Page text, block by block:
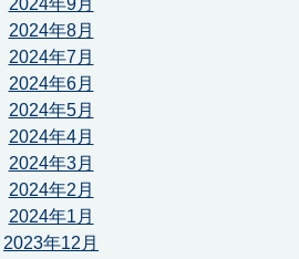
2024年9月
2024年8月
2024年7月
2024年6月
2024年5月
2024年4月
2024年3月
2024年2月
2024年1月
2023年12月